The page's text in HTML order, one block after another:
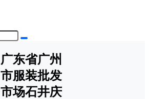
广东省广州
市服装批发
市场石井庆